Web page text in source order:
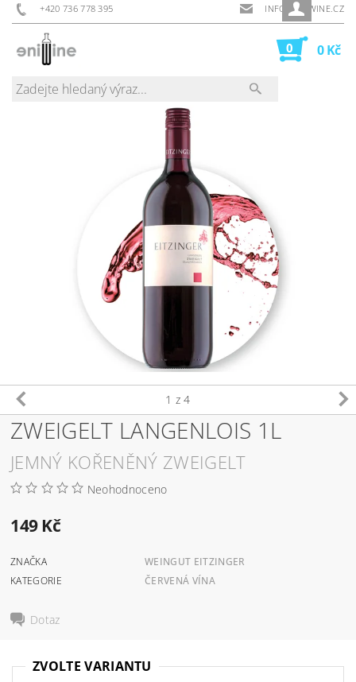
+420 736 778 395 INFO@ENIWINE.CZ
0 0 Kč
1 z 4
ZWEIGELT LANGENLOIS 1L
JEMNÝ KOŘENĚNÝ ZWEIGELT
Neohodnoceno
149 Kč
ZNAČKA
WEINGUT EITZINGER
KATEGORIE
ČERVENÁ VÍNA
Dotaz
ZVOLTE VARIANTU